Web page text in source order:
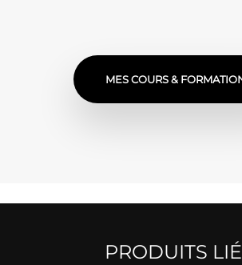
MES COURS &
PRODUITS